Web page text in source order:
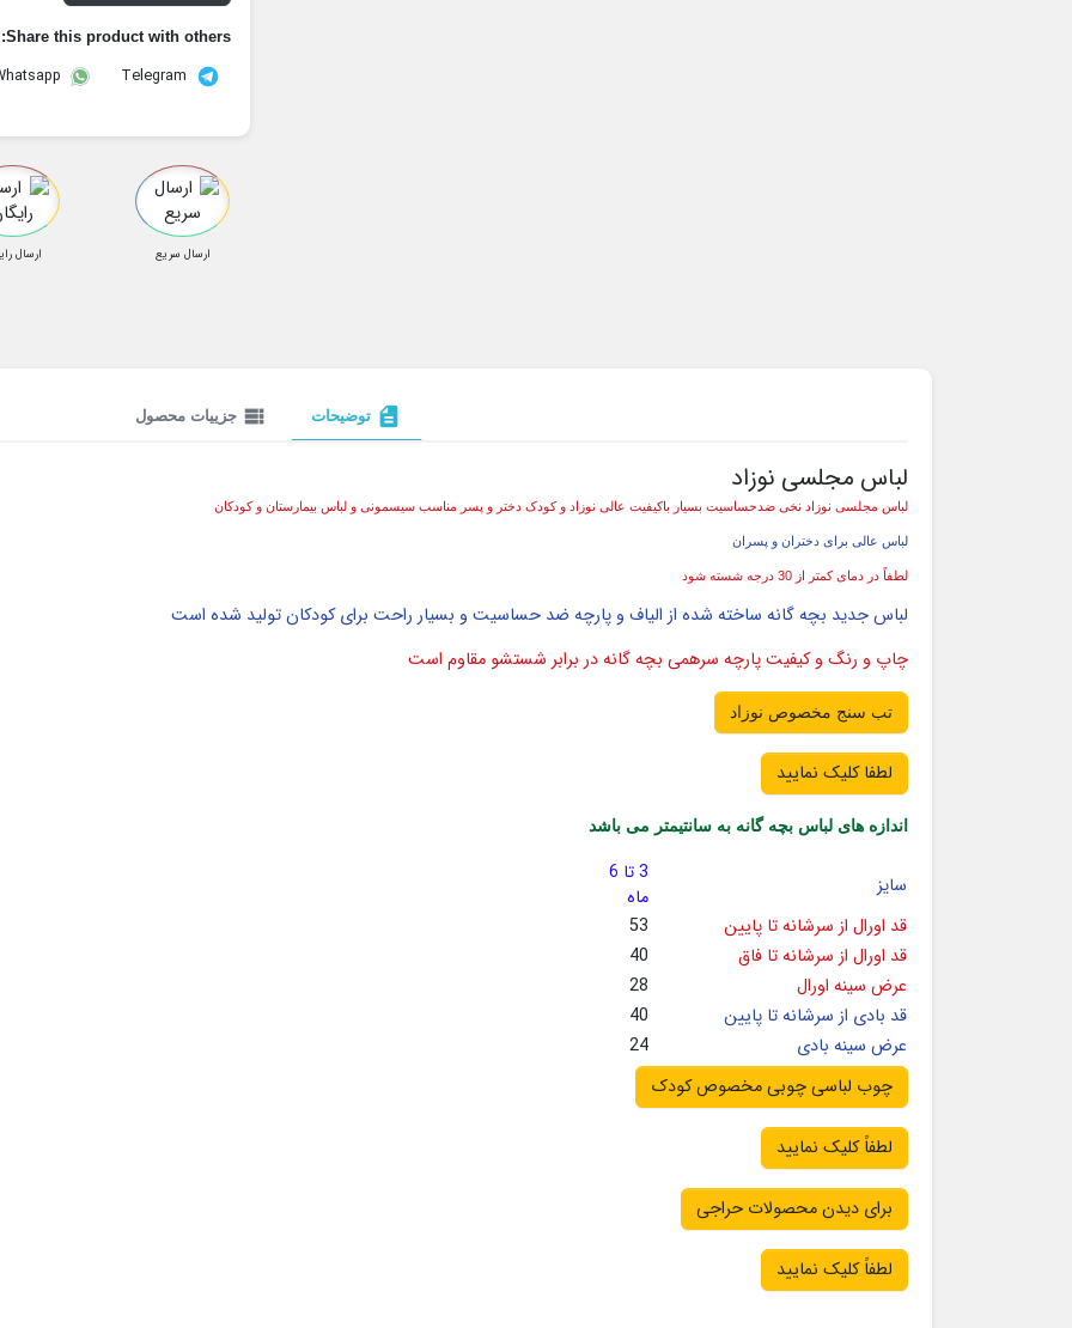
Share this product with others:
Telegram
ارسال سریع
ارسال
description توضیحات view_list جزییات محصول
لباس مجلسی نوزاد
لباس مجلسی نوزاد نخی ضدحساسیت بسیار باکیفیت عالی نوزاد و کودک دختر و پسر مناسب سیسمونی و لباس بیمارستان و کودکان
لباس عالی برای دختران و پسران
لطفاً در دمای کمتر از 30 درجه شسته شود
لباس جدید بچه گانه ساخته شده از الیاف و پارچه ضد حساسیت و بسیار راحت برای کودکان تولید شده است
چاپ و رنگ و کیفیت پارچه سرهمی بچه گانه در برابر شستشو مقاوم است
تب سنج مخصوص نوزاد
لطفا کلیک نمایید
اندازه های لباس بچه گانه به سانتیمتر می باشد
سایز
3 تا 6
ماه
قد اورال از سرشانه تا پایین
53
قد اورال از سرشانه تا فاق
40
عرض سینه اورال
28
قد بادی از سرشانه تا پایین
40
عرض سینه بادی
24
چوب لباسی چوبی مخصوص کودک
لطفاً کلیک نمایید
برای دیدن محصولات حراجی
لطفاً کلیک نمایید